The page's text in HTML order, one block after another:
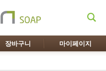
장바구니 마이페이지